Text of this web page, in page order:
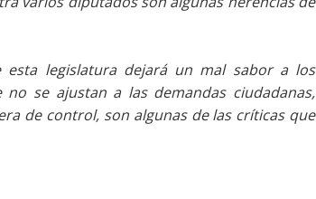
legislatura dejará un mal sabor a los
se ajustan a las demandas ciudadanas,
de control, son algunas de las críticas que